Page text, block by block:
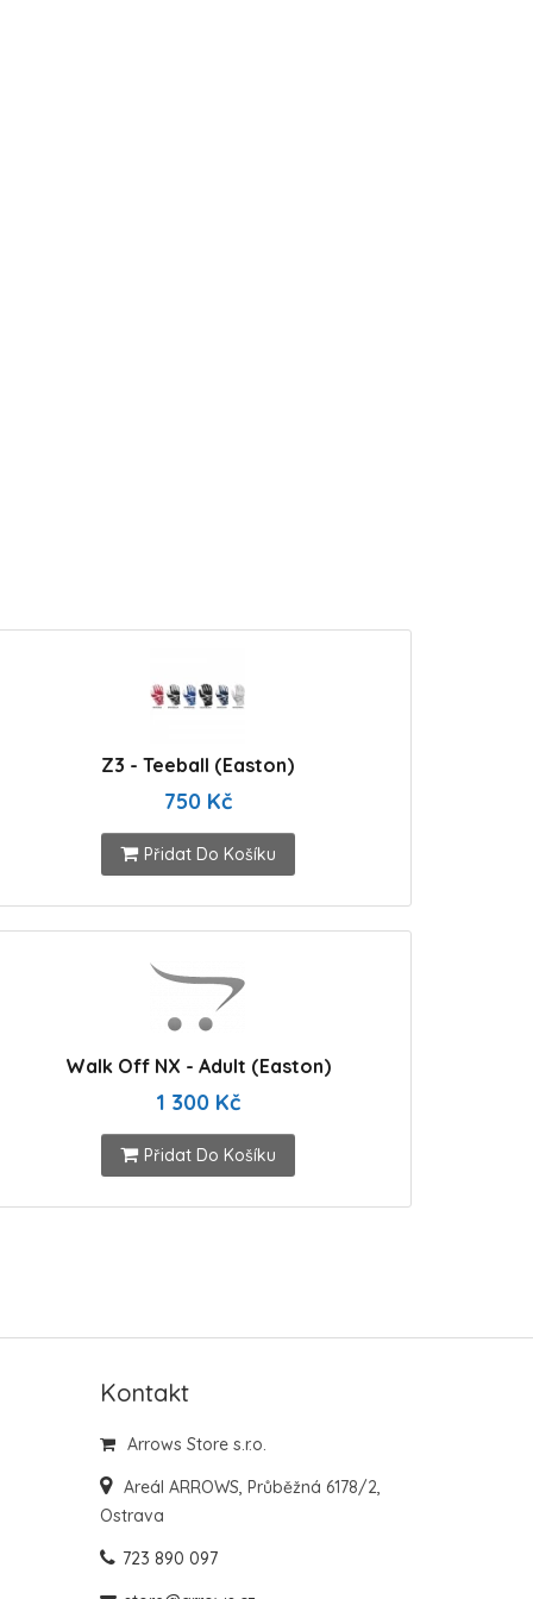
Z3 - Teeball (Easton)
750 Kč
Přidat Do Košíku
Walk Off NX - Adult (Easton)
1 300 Kč
Přidat Do Košíku
Kontakt
Arrows Store s.r.o.
Areál ARROWS, Průběžná 6178/2,
Ostrava
723 890 097